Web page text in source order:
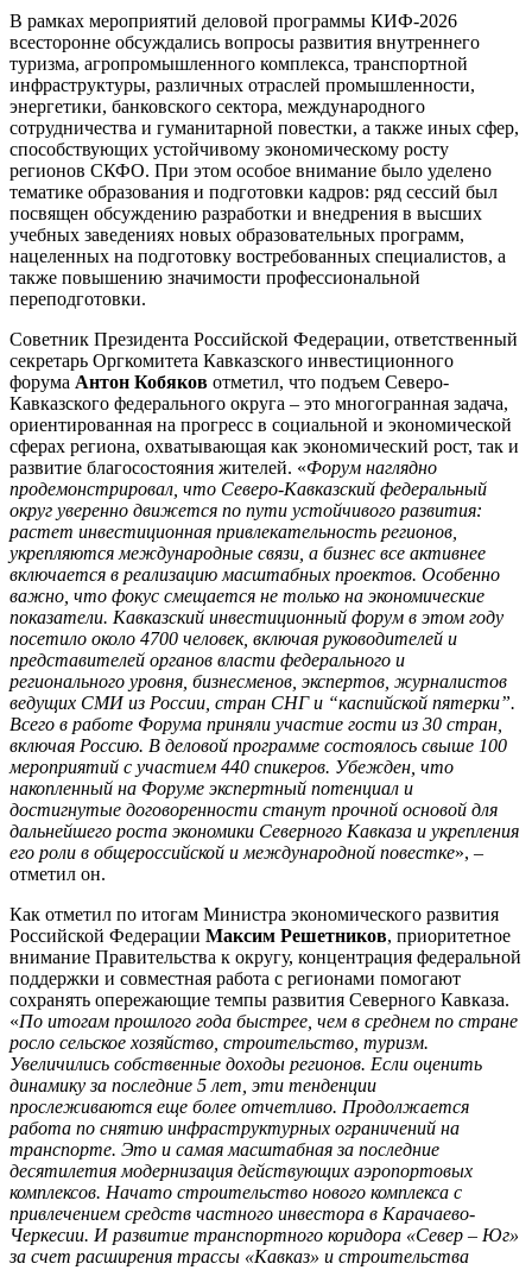
В рамках мероприятий деловой программы КИФ-2026
всесторонне обсуждались вопросы развития внутреннего
туризма, агропромышленного комплекса, транспортной
инфраструктуры, различных отраслей промышленности,
энергетики, банковского сектора, международного
сотрудничества и гуманитарной повестки, а также иных сфер,
способствующих устойчивому экономическому росту
регионов СКФО. При этом особое внимание было уделено
тематике образования и подготовки кадров: ряд сессий был
посвящен обсуждению разработки и внедрения в высших
учебных заведениях новых образовательных программ,
нацеленных на подготовку востребованных специалистов, а
также повышению значимости профессиональной
переподготовки.
Советник Президента Российской Федерации, ответственный
секретарь Оргкомитета Кавказского инвестиционного
форума Антон Кобяков отметил, что подъем Северо-
Кавказского федерального округа – это многогранная задача,
ориентированная на прогресс в социальной и экономической
сферах региона, охватывающая как экономический рост, так и
развитие благосостояния жителей. «Форум наглядно
продемонстрировал, что Северо‑Кавказский федеральный
округ уверенно движется по пути устойчивого развития:
растет инвестиционная привлекательность регионов,
укрепляются международные связи, а бизнес все активнее
включается в реализацию масштабных проектов. Особенно
важно, что фокус смещается не только на экономические
показатели. Кавказский инвестиционный форум в этом году
посетило около 4700 человек, включая руководителей и
представителей органов власти федерального и
регионального уровня, бизнесменов, экспертов, журналистов
ведущих СМИ из России, стран СНГ и “каспийской пятерки”.
Всего в работе Форума приняли участие гости из 30 стран,
включая Россию. В деловой программе состоялось свыше 100
мероприятий с участием 440 спикеров. Убежден, что
накопленный на Форуме экспертный потенциал и
достигнутые договоренности станут прочной основой для
дальнейшего роста экономики Северного Кавказа и укрепления
его роли в общероссийской и международной повестке», –
отметил он.
Как отметил по итогам Министра экономического развития
Российской Федерации Максим Решетников, приоритетное
внимание Правительства к округу, концентрация федеральной
поддержки и совместная работа с регионами помогают
сохранять опережающие темпы развития Северного Кавказа.
«По итогам прошлого года быстрее, чем в среднем по стране
росло сельское хозяйство, строительство, туризм.
Увеличились собственные доходы регионов. Если оценить
динамику за последние 5 лет, эти тенденции
прослеживаются еще более отчетливо. Продолжается
работа по снятию инфраструктурных ограничений на
транспорте. Это и самая масштабная за последние
десятилетия модернизация действующих аэропортовых
комплексов. Начато строительство нового комплекса с
привлечением средств частного инвестора в Карачаево-
Черкесии. И развитие транспортного коридора «Север – Юг»
за счет расширения трассы «Кавказ» и строительства